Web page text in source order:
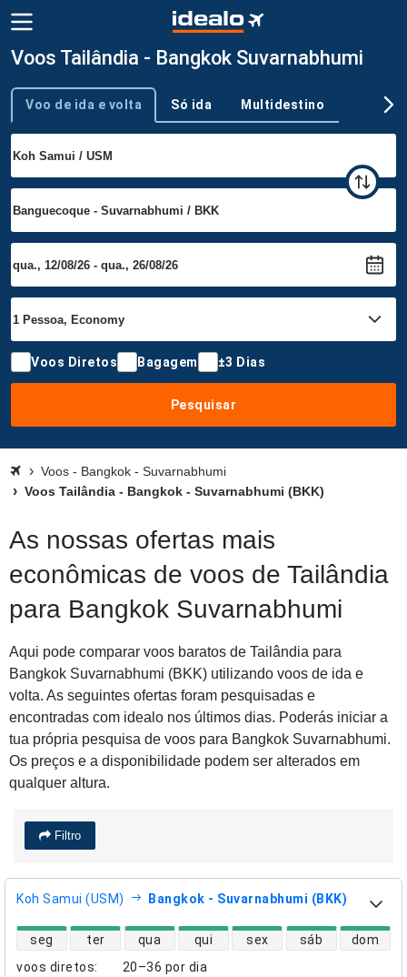
Voos Tailândia - Bangkok Suvarnabhumi
Tipo de viagem
Voo de ida e volta Só ida Multidestino
Voos Diretos Bagagem ±3 Dias
Pesquisar
Voos - Bangkok - Suvarnabhumi
Voos Tailândia - Bangkok - Suvarnabhumi (BKK)
As nossas ofertas mais
econômicas de voos de Tailândia
para Bangkok Suvarnabhumi
Aqui pode comparar voos baratos de Tailândia para
Bangkok Suvarnabhumi (BKK) utilizando voos de ida e
volta. As seguintes ofertas foram pesquisadas e
encontradas com idealo nos últimos dias. Poderás iniciar a
tua própria pesquisa de voos para Bangkok Suvarnabhumi.
Os preços e a disponibilidade podem ser alterados em
qualquer altura.
Filtro
Koh Samui (USM) Bangkok - Suvarnabhumi (BKK)
voos diretos:
20–36 por dia
disponibilidade de voos diretos
seg ter qua qui sex sáb dom